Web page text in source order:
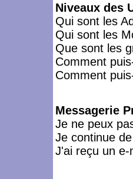
Niveaux des
Qui sont les
Qui sont les
Que sont les
Comment
Comment
Messagerie
Je ne peux
Je continue
J'ai reçu un